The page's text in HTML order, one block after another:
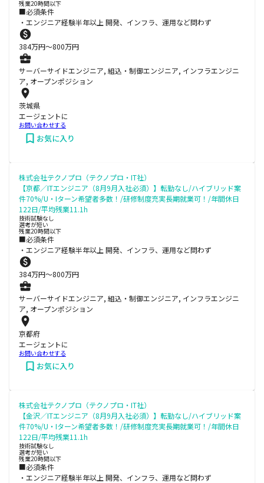
残業20時間以下
■必須条件
・エンジニア経験半年以上 開発、インフラ、運用など問わず
384万円〜800万円
サーバーサイドエンジニア, 組込・制御エンジニア, インフラエンジニ
ア, オープンポジション
茨城県
エージェントに
お問い合わせする
お気に入り
株式会社テクノプロ（テクノプロ・IT社）
【京都／ITエンジニア（8月9月入社必須）】転勤なし/ハイブリッド案
件70%/U・Iターン希望者多数！/研修制度充実長期就業可！/年間休日
122日/平均残業11.1h
技術試験なし
選考が短い
残業20時間以下
■必須条件
・エンジニア経験半年以上 開発、インフラ、運用など問わず
384万円〜800万円
サーバーサイドエンジニア, 組込・制御エンジニア, インフラエンジニ
ア, オープンポジション
京都府
エージェントに
お問い合わせする
お気に入り
株式会社テクノプロ（テクノプロ・IT社）
【金沢／ITエンジニア（8月9月入社必須）】転勤なし/ハイブリッド案
件70%/U・Iターン希望者多数！/研修制度充実長期就業可！/年間休日
122日/平均残業11.1h
技術試験なし
選考が短い
残業20時間以下
■必須条件
・エンジニア経験半年以上 開発、インフラ、運用など問わず